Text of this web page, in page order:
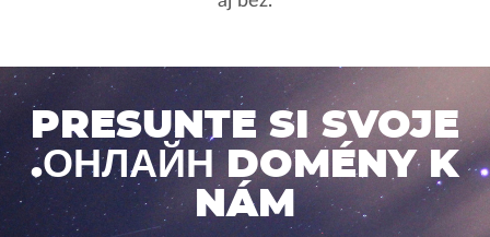
PRESUNTE SI SVOJE
.ОНЛАЙН DOMÉNY K
NÁM